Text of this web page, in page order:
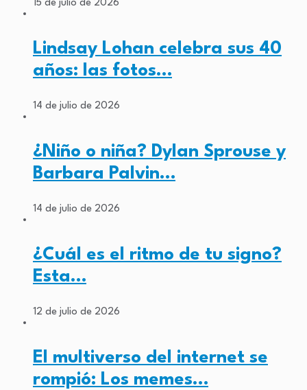
15 de julio de 2026
Lindsay Lohan celebra sus 40
años: las fotos…
14 de julio de 2026
¿Niño o niña? Dylan Sprouse y
Barbara Palvin…
14 de julio de 2026
¿Cuál es el ritmo de tu signo?
Esta…
12 de julio de 2026
El multiverso del internet se
rompió: Los memes…